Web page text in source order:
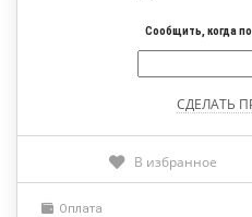
Сообщить, когда
В избранное
Оплата